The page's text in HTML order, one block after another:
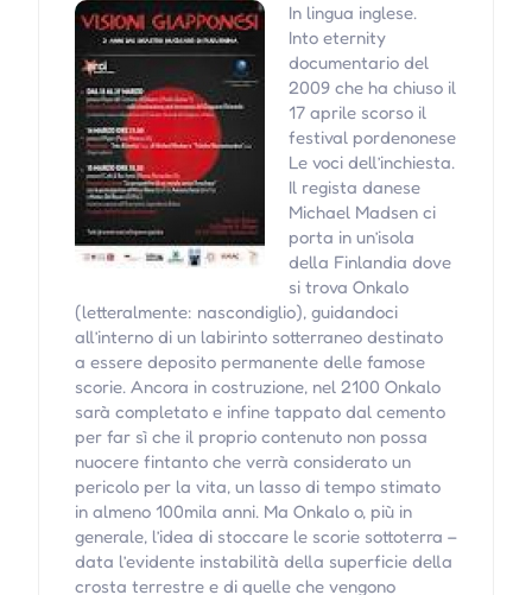
In lingua inglese.
Into eternity
documentario del
2009 che ha chiuso il
17 aprile scorso il
festival pordenonese
Le voci dell’inchiesta.
Il regista danese
Michael Madsen ci
porta in un’isola
della Finlandia dove
si trova Onkalo
(letteralmente: nascondiglio), guidandoci
all’interno di un labirinto sotterraneo destinato
a essere deposito permanente delle famose
scorie. Ancora in costruzione, nel 2100 Onkalo
sarà completato e infine tappato dal cemento
per far sì che il proprio contenuto non possa
nuocere fintanto che verrà considerato un
pericolo per la vita, un lasso di tempo stimato
in almeno 100mila anni. Ma Onkalo o, più in
generale, l’idea di stoccare le scorie sottoterra –
data l’evidente instabilità della superficie della
crosta terrestre e di quelle che vengono